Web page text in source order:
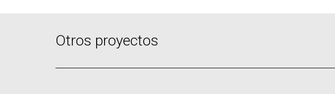
Otros proyectos